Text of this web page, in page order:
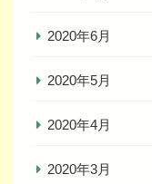
2020年6月
2020年5月
2020年4月
2020年3月